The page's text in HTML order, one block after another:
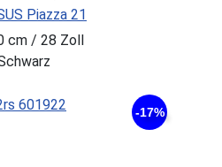
Piazza 21
cm / 28 Zoll
-17%